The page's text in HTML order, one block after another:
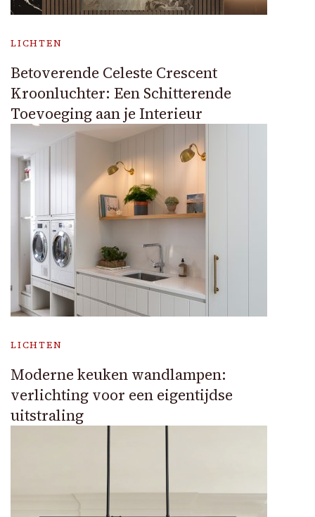
LICHTEN
Betoverende Celeste Crescent
Kroonluchter: Een Schitterende
Toevoeging aan je Interieur
LICHTEN
Moderne keuken wandlampen:
verlichting voor een eigentijdse
uitstraling